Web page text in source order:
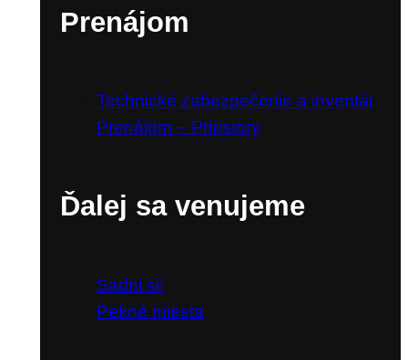
Prenájom
Technické zabezpečenie a inventár
Prenájom – Priestory
Ďalej sa venujeme
Sadni si!
Pekné miesta